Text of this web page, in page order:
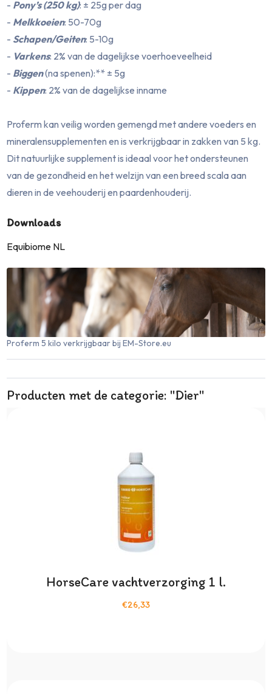
- Pony’s (250 kg): ± 25g per dag
- Melkkoeien: 50-70g
- Schapen/Geiten: 5-10g
- Varkens: 2% van de dagelijkse voerhoeveelheid
- Biggen(na spenen):** ± 5g
- Kippen: 2% van de dagelijkse inname
Proferm kan veilig worden gemengd met andere voeders en
mineralensupplementen en is verkrijgbaar in zakken van 5 kg.
Dit natuurlijke supplement is ideaal voor het ondersteunen
van de gezondheid en het welzijn van een breed scala aan
dieren in de veehouderij en paardenhouderij.
Downloads
Equibiome NL
Proferm 5 kilo verkrijgbaar bij EM-Store.eu
Producten met de categorie: "Dier"
HorseCare vachtverzorging 1 l.
€26,33